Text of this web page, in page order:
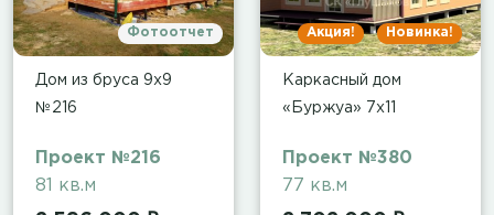
Фотоотчет
Дом из бруса 9х9
№216
Проект №216
81 кв.м
Акция! Новинка!
Каркасный дом
«Буржуа» 7х11
Проект №380
77 кв.м